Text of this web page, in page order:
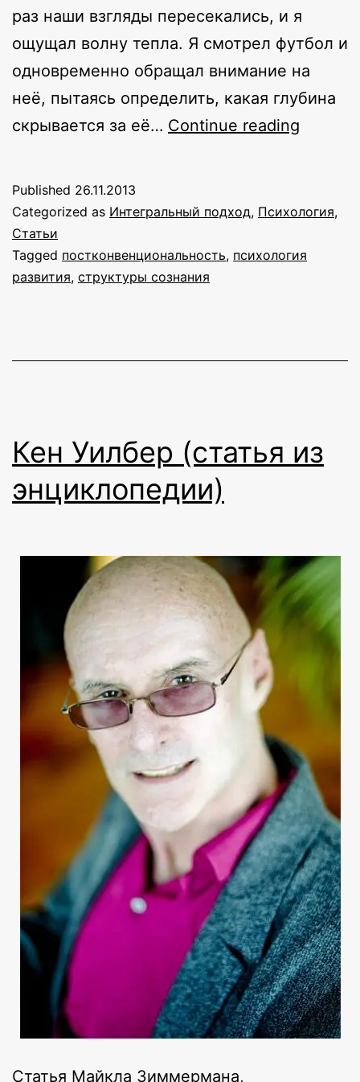
раз наши взгляды пересекались, и я
ощущал волну тепла. Я смотрел футбол и
одновременно обращал внимание на
неё, пытаясь определить, какая глубина
скрывается за её… Continue reading
мы
Published 26.11.2013
Categorized as Интегральный подход, Психология,
Статьи
Tagged постконвенциональность, психология
развития, структуры сознания
Кен Уилбер (статья из
энциклопедии)
Статья Майкла Зиммермана,